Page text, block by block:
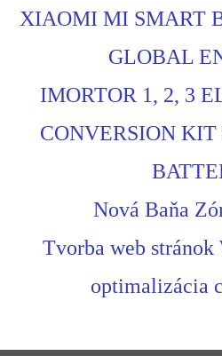
XIAOMI MI SMART
GLOBAL
IMORTOR 1, 2, 3
CONVERSION
Nová Baňa
Tvorba web stránok
optimalizácia